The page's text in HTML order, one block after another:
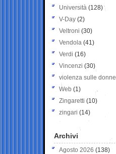
Università (128)
V-Day (2)
Veltroni (30)
Vendola (41)
Verdi (16)
Vincenzi (30)
violenza sulle donne
Web (1)
Zingaretti (10)
zingari (14)
Archivi
Agosto 2026 (138)